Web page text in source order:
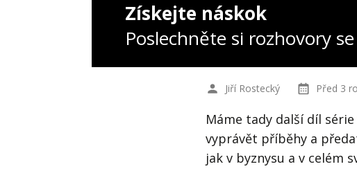
Získejte náskok
Poslechněte si rozhovory
Jiří Rostecký Před 3
Máme tady další díl série
vyprávět příběhy a
jak v byznysu a v celém